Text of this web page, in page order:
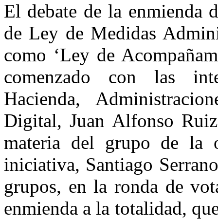
El debate de la enmienda
de Ley de Medidas
como ‘Ley de
comenzado con las
Hacienda,
Digital, Juan Alfonso
materia del grupo de la
iniciativa, Santiago
grupos, en la ronda de
enmienda a la totalidad,